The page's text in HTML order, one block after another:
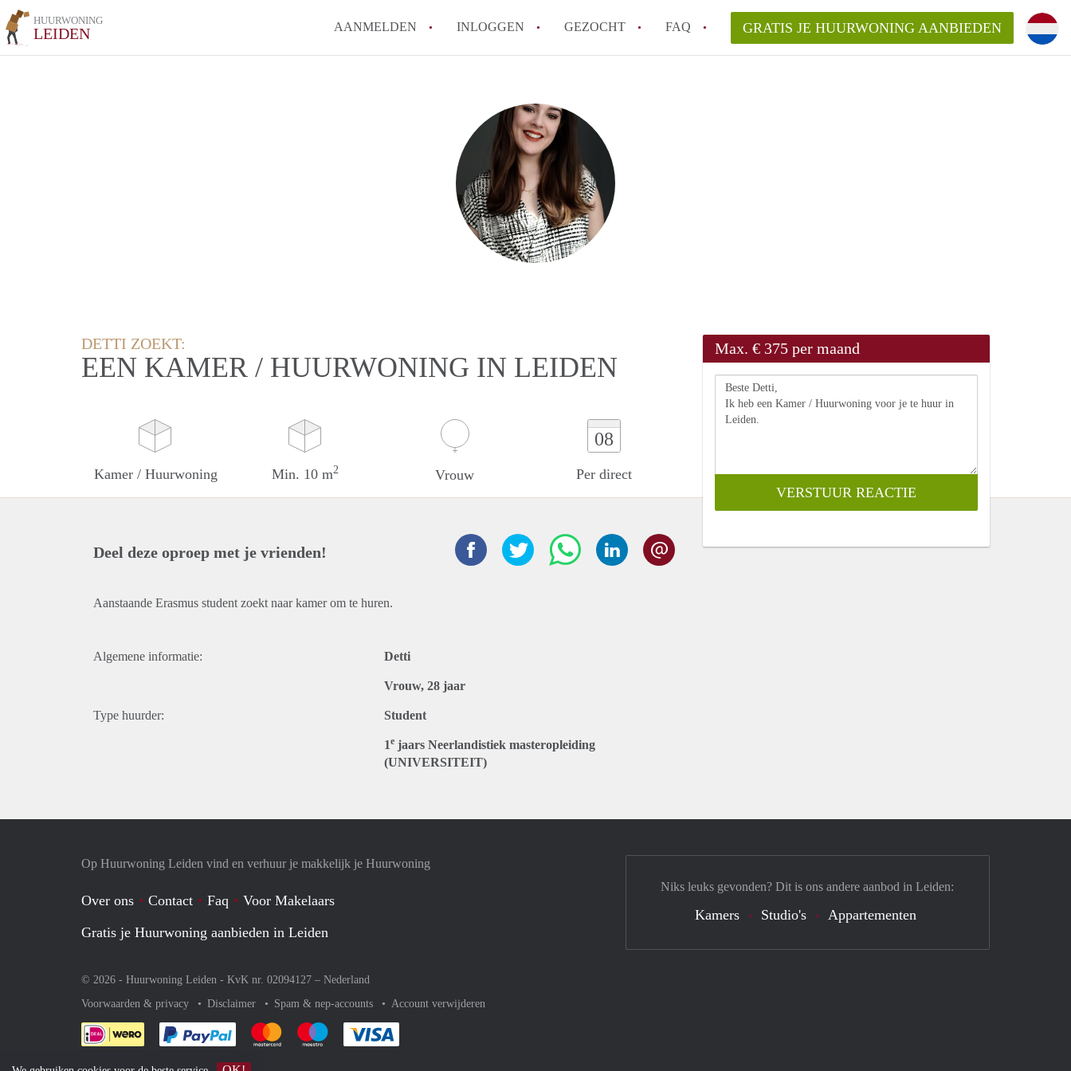
HUURWONING
LEIDEN AANMELDEN INLOGGEN GEZOCHT FAQ
How to translate HuurwoningLeiden!
Wat is HuurwoningLeiden?
Wat is de privacyverklaring van HuurwoningLeiden?
Berekent HuurwoningLeiden makelaarsvergoeding/bemiddelingsvergoeding?
Is HuurwoningLeiden verantwoordelijk voor de aangeboden Huurwoning /
Huurwoningen in Leiden?
Alle veelgestelde vragen
GRATIS JE HUURWONING AANBIEDEN
DETTI ZOEKT:
EEN KAMER / HUURWONING IN LEIDEN
Kamer / Huurwoning Min. 10 m2 Vrouw
08
Per direct
Max. € 375 per maand
Deel deze oproep met je vrienden!
Aanstaande Erasmus student zoekt naar kamer om te huren.
Algemene informatie: Detti
Vrouw, 28 jaar
Type huurder: Student
1e jaars Neerlandistiek masteropleiding
(UNIVERSITEIT)
Op Huurwoning Leiden vind en verhuur je makkelijk je Huurwoning
Over ons Contact Faq
Voor Makelaars
Gratis je Huurwoning aanbieden in Leiden
© 2026 - Huurwoning Leiden - KvK nr. 02094127 – Nederland
Voorwaarden & privacy
Disclaimer Spam & nep-accounts Account verwijderen
Je rekent gemakkelijk af met Paypal
Je rekent gemakkelijk af met Mastercard
Je rekent gemakkelijk af met Meastro
Niks leuks gevonden? Dit is ons andere aanbod in Leiden:
Kamers Studio's Appartementen